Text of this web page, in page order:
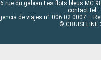
rue du gabian Les flots bleus MC
contact tel
de viajes n° 006 02 0007 –
©